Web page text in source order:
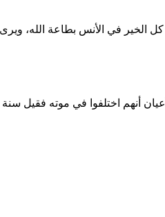
الخير في الأنس بطاعة الله،
اختلفوا في موته فقيل سنة